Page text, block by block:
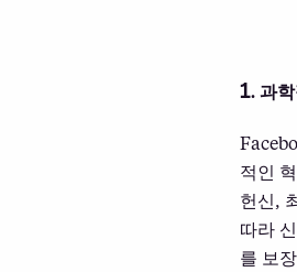
1. 과
적인
헌신,
따라
를 보